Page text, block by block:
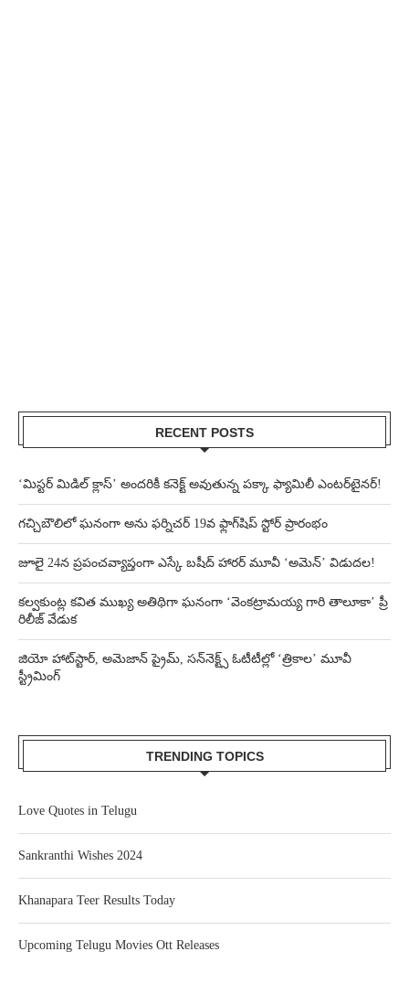
RECENT POSTS
‘మిస్టర్ మిడిల్ క్లాస్’ అందరికీ కనెక్ట్ అవుతున్న పక్కా ఫ్యామిలీ ఎంటర్‌టైనర్!
గచ్చిబౌలిలో ఘనంగా అను ఫర్నిచర్ 19వ ఫ్లాగ్‌షిప్ స్టోర్ ప్రారంభం
జూలై 24న ప్రపంచవ్యాప్తంగా ఎస్కే బషీద్‌ హారర్ మూవీ ‘అమెన్’ విడుదల!
కల్వకుంట్ల కవిత ముఖ్య అతిథిగా ఘనంగా ‘వెంకట్రామయ్య గారి తాలూకా’ ప్రీ
రిలీజ్ వేడుక
జియో హాట్‌స్టార్, అమెజాన్ ప్రైమ్, సన్‌నెక్ట్స్ ఓటీటీల్లో ‘త్రికాల’ మూవీ
స్ట్రీమింగ్
TRENDING TOPICS
Love Quotes in Telugu
Sankranthi Wishes 2024
Khanapara Teer Results Today
Upcoming Telugu Movies Ott Releases